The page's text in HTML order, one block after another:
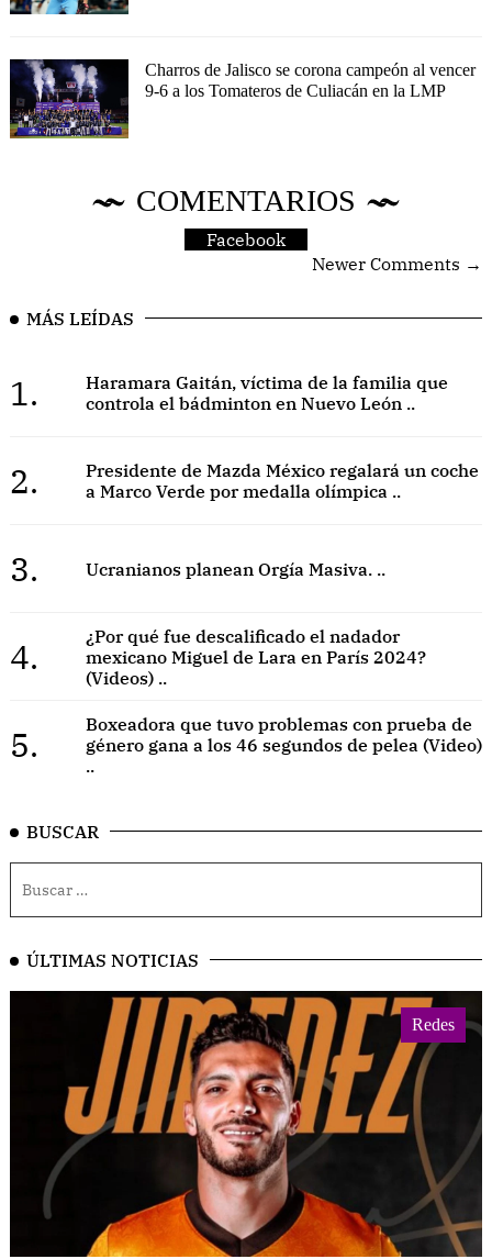
Charros de Jalisco se corona campeón al vencer
9-6 a los Tomateros de Culiacán en la LMP
COMENTARIOS
Facebook
Newer Comments →
MÁS LEÍDAS
1.
Haramara Gaitán, víctima de la familia que
controla el bádminton en Nuevo León ..
2.
Presidente de Mazda México regalará un coche
a Marco Verde por medalla olímpica ..
3. Ucranianos planean Orgía Masiva. ..
4.
¿Por qué fue descalificado el nadador
mexicano Miguel de Lara en París 2024?
(Videos) ..
5.
Boxeadora que tuvo problemas con prueba de
género gana a los 46 segundos de pelea (Video)
..
BUSCAR
ÚLTIMAS NOTICIAS
Redes